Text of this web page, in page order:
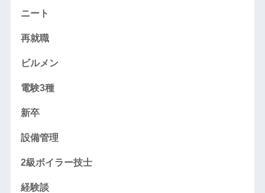
ニート
再就職
ビルメン
電験3種
新卒
設備管理
2級ボイラー技士
経験談